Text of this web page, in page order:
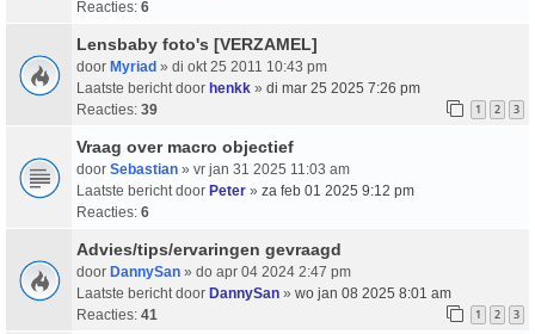
Reacties: 6
Lensbaby foto's [VERZAMEL]
door Myriad » di okt 25 2011 10:43 pm
Laatste bericht door henkk » di mar 25 2025 7:26 pm
Reacties: 39 1 2 3
Vraag over macro objectief
door Sebastian » vr jan 31 2025 11:03 am
Laatste bericht door Peter » za feb 01 2025 9:12 pm
Reacties: 6
Advies/tips/ervaringen gevraagd
door DannySan » do apr 04 2024 2:47 pm
Laatste bericht door DannySan » wo jan 08 2025 8:01 am
Reacties: 41 1 2 3